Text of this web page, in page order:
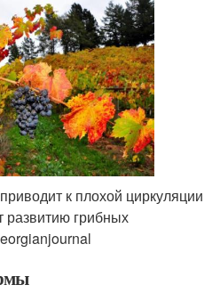
к плохой циркуляции
развитию грибных